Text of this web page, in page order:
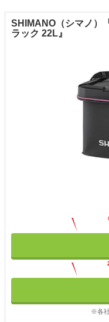
SHIMANO（シマノ）
ラック 22L』
※各